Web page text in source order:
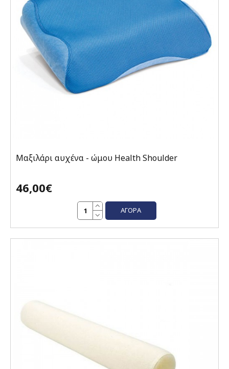
Μαξιλάρι αυχένα - ώμου Health Shoulder
46,00€
ΑΓΟΡΆ